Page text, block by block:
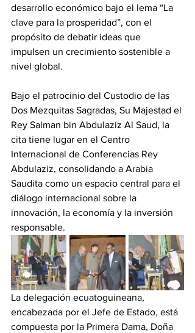
desarrollo económico bajo el lema “La
clave para la prosperidad”, con el
propósito de debatir ideas que
impulsen un crecimiento sostenible a
nivel global.
Bajo el patrocinio del Custodio de las
Dos Mezquitas Sagradas, Su Majestad el
Rey Salman bin Abdulaziz Al Saud, la
cita tiene lugar en el Centro
Internacional de Conferencias Rey
Abdulaziz, consolidando a Arabia
Saudita como un espacio central para el
diálogo internacional sobre la
innovación, la economía y la inversión
responsable.
La delegación ecuatoguineana,
encabezada por el Jefe de Estado, está
compuesta por la Primera Dama, Doña